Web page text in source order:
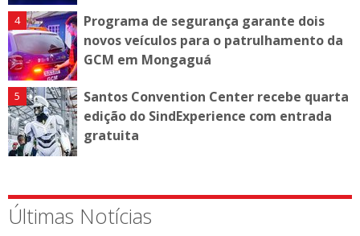
Programa de segurança garante dois
novos veículos para o patrulhamento da
GCM em Mongaguá
Santos Convention Center recebe quarta
edição do SindExperience com entrada
gratuita
Últimas Notícias